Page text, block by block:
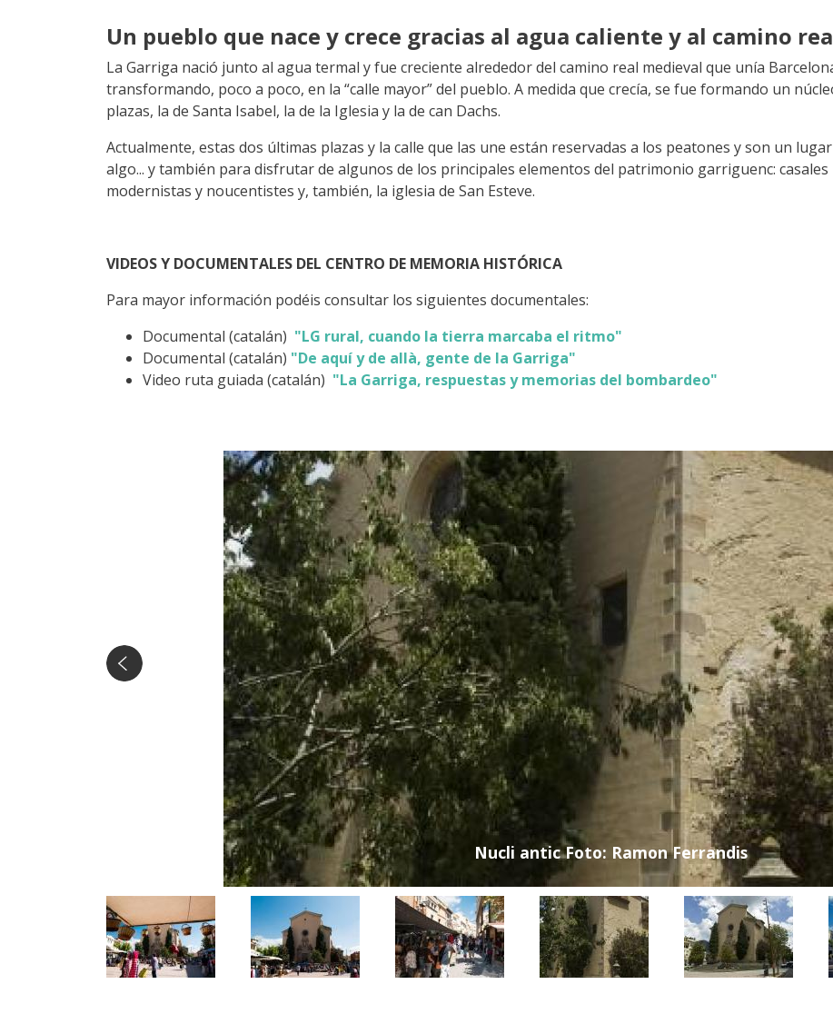
Un pueblo que nace y crece gracias al agua caliente y al camino
La Garriga nació junto al agua termal y fue creciente alrededor del camino real medieval que unía
transformando, poco a poco, en la “calle mayor” del pueblo. A medida que crecía, se fue formando un
plazas, la de Santa Isabel, la de la Iglesia y la de can Dachs.
Actualmente, estas dos últimas plazas y la calle que las une están reservadas a los peatones y son un
algo... y también para disfrutar de algunos de los principales elementos del patrimonio garriguenc: casales
modernistas y noucentistes y, también, la iglesia de San Esteve.
VIDEOS Y DOCUMENTALES DEL CENTRO DE MEMORIA HISTÓRICA
Para mayor información podéis consultar los siguientes documentales:
Documental (catalán) "LG rural, cuando la tierra marcaba el ritmo"
Documental (catalán) "De aquí y de allà, gente de la Garriga"
Video ruta guiada (catalán) "La Garriga, respuestas y memorias del bombardeo"
Nucli antic Foto: Ramon Ferrandis